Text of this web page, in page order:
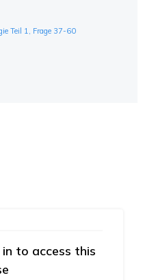
Teil 1, Frage 37-60
to access this